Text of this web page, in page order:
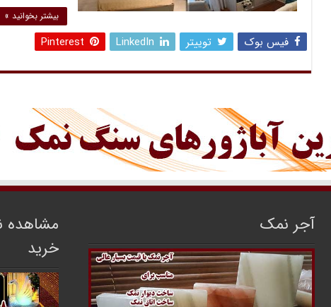
بیشتر بخوانید »
فیس بوک توییتر LinkedIn
Pinterest
آجر نمک
مشاهده
خرید